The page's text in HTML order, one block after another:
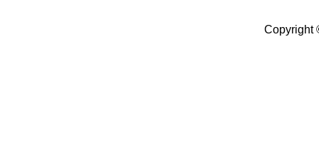
Copyright